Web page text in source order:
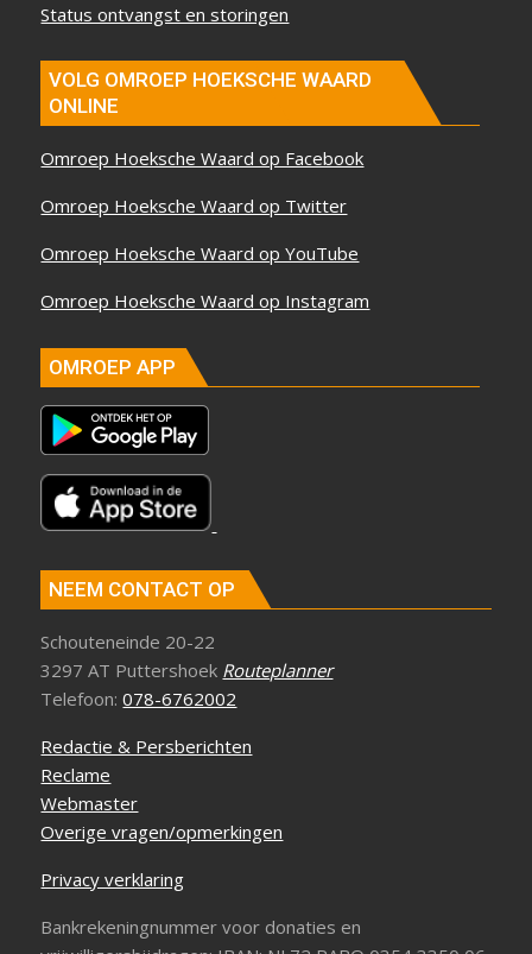
Status ontvangst en storingen
VOLG OMROEP HOEKSCHE WAARD
ONLINE
Omroep Hoeksche Waard op Facebook
Omroep Hoeksche Waard op Twitter
Omroep Hoeksche Waard op YouTube
Omroep Hoeksche Waard op Instagram
OMROEP APP
NEEM CONTACT OP
Schouteneinde 20-22
3297 AT Puttershoek Routeplanner
Telefoon:078-6762002
Redactie & Persberichten
Reclame
Webmaster
Overige vragen/opmerkingen
Privacy verklaring
Bankrekeningnummer voor donaties en